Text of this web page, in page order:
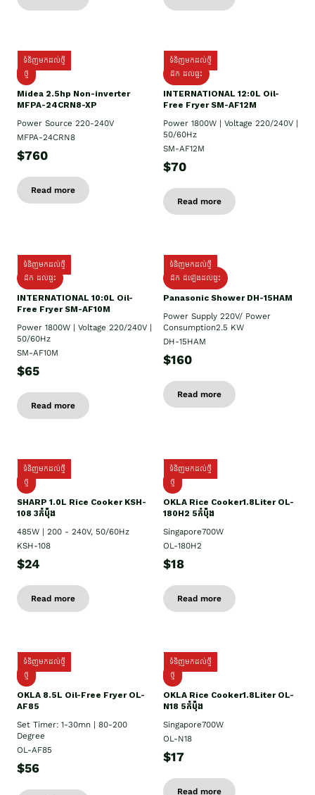
ទំនិញមកដល់ថ្មី
ថ្មី
Midea 2.5hp Non-inverter
MFPA-24CRN8-XP
Power Source 220-240V
MFPA-24CRN8
$760
Read more
ទំនិញមកដល់ថ្មី
ដឹក​ ដល់ផ្ទះ
INTERNATIONAL 12:0L Oil-
Free Fryer SM-AF12M
Power 1800W | Voltage 220/240V |
50/60Hz
SM-AF12M
$70
Read more
ទំនិញមកដល់ថ្មី
ដឹក ដល់ផ្ទះ
INTERNATIONAL 10:0L Oil-
Free Fryer SM-AF10M
Power 1800W | Voltage 220/240V |
50/60Hz
SM-AF10M
$65
Read more
ទំនិញមកដល់ថ្មី
ដឹក ដំឡើងដល់ផ្ទះ
Panasonic Shower DH-15HAM
Power Supply​ 220V/ Power
Consumption2.5 KW
DH-15HAM
$160
Read more
ទំនិញមកដល់ថ្មី
ថ្មី
SHARP 1.០L Rice Cooker KSH-
108 3កំប៉ុង
485W | 200 - 240V, 50/60Hz
KSH-108
$24
Read more
ទំនិញមកដល់ថ្មី
ថ្មី
OKLA Rice Cooker1.8Liter OL-
180H2 5កំប៉ុង
Singapore700W
OL-180H2
$18
Read more
ទំនិញមកដល់ថ្មី
ថ្មី
OKLA 8.5L Oil-Free Fryer OL-
AF85
Set Timer: 1-30mn | 80-200
Degree
OL-AF85
$56
ទំនិញមកដល់ថ្មី
ថ្មី
OKLA Rice Cooker1.8Liter OL-
N18 5កំប៉ុង
Singapore700W
OL-N18
$17
Read more